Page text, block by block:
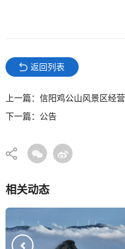
返回列表
下一篇：公告
相关动态